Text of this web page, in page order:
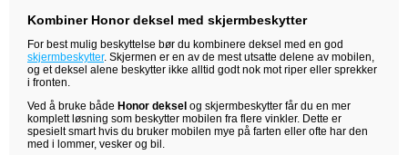
Kombiner Honor deksel med skjermbeskytter
For best mulig beskyttelse bør du kombinere deksel med en god
skjermbeskytter. Skjermen er en av de mest utsatte delene av mobilen,
og et deksel alene beskytter ikke alltid godt nok mot riper eller sprekker
i fronten.
Ved å bruke både Honor deksel og skjermbeskytter får du en mer
komplett løsning som beskytter mobilen fra flere vinkler. Dette er
spesielt smart hvis du bruker mobilen mye på farten eller ofte har den
med i lommer, vesker og bil.